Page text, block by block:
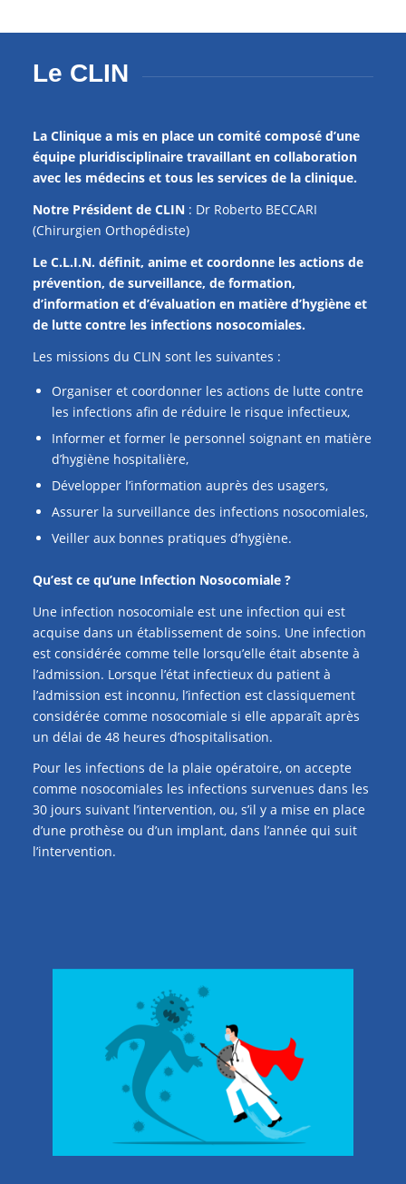
Le CLIN
La Clinique a mis en place un comité composé d’une
équipe pluridisciplinaire travaillant en collaboration
avec les médecins et tous les services de la clinique.
Notre Président de CLIN: Dr Roberto BECCARI
(Chirurgien Orthopédiste)
Le C.L.I.N. définit, anime et coordonne les actions de
prévention, de surveillance, de formation,
d’information et d’évaluation en matière d’hygiène et
de lutte contre les infections nosocomiales.
Les missions du CLIN sont les suivantes :
Organiser et coordonner les actions de lutte contre
les infections afin de réduire le risque infectieux,
Informer et former le personnel soignant en matière
d’hygiène hospitalière,
Développer l’information auprès des usagers,
Assurer la surveillance des infections nosocomiales,
Veiller aux bonnes pratiques d’hygiène.
Qu’est ce qu’une Infection Nosocomiale ?
Une infection nosocomiale est une infection qui est
acquise dans un établissement de soins. Une infection
est considérée comme telle lorsqu’elle était absente à
l’admission. Lorsque l’état infectieux du patient à
l’admission est inconnu, l’infection est classiquement
considérée comme nosocomiale si elle apparaît après
un délai de 48 heures d’hospitalisation.
Pour les infections de la plaie opératoire, on accepte
comme nosocomiales les infections survenues dans les
30 jours suivant l’intervention, ou, s’il y a mise en place
d’une prothèse ou d’un implant, dans l’année qui suit
l’intervention.